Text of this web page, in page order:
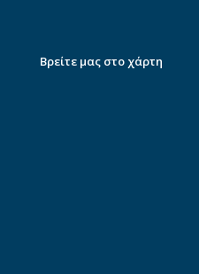
Βρείτε μας στο χάρτη